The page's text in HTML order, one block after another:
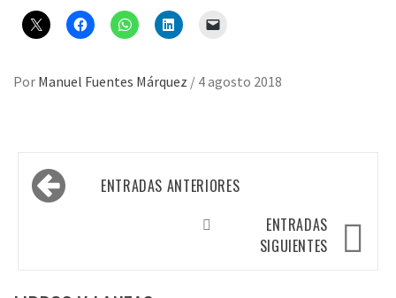
Por Manuel Fuentes Márquez / 4 agosto 2018
Navegación
de
ENTRADAS ANTERIORES
ENTRADAS
SIGUIENTES